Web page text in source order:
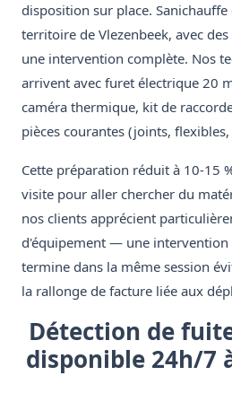
disposition sur place.
territoire de Vlezenbeek, avec
une intervention complète. Nos
arrivent avec furet électrique 20
caméra thermique, kit de
pièces courantes (joints,
Cette préparation réduit à 10-15
visite pour aller chercher du
nos clients apprécient
d'équipement — une intervention
termine dans la même session
la rallonge de facture liée aux
Détection de
disponible 24h/7